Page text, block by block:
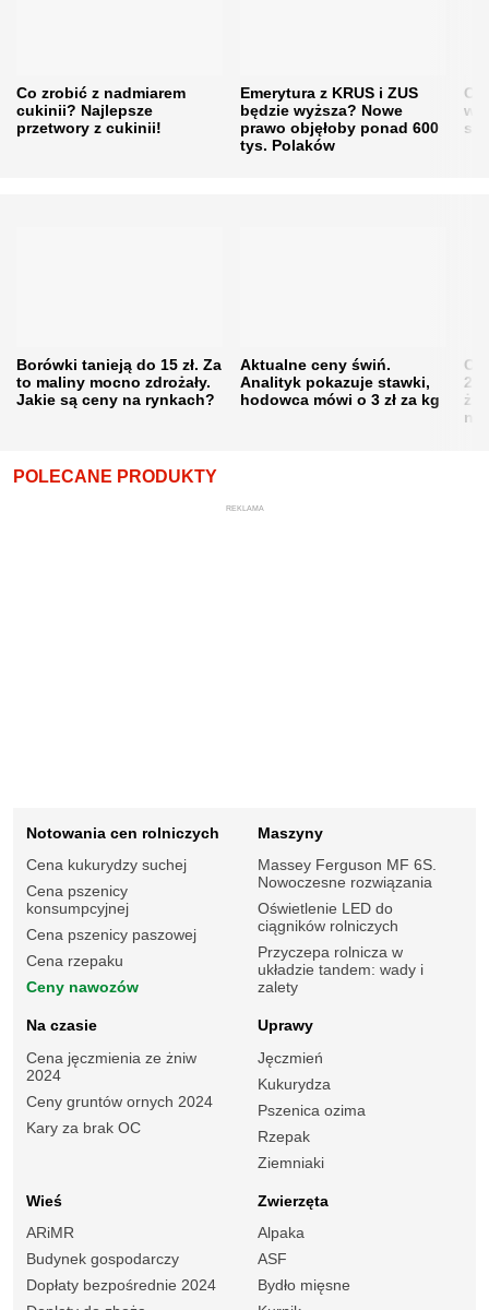
Co zrobić z nadmiarem
cukinii? Najlepsze
przetwory z cukinii!
Emerytura z KRUS i ZUS
będzie wyższa? Nowe
prawo objęłoby ponad 600
tys. Polaków
w
Borówki tanieją do 15 zł. Za
to maliny mocno zdrożały.
Jakie są ceny na rynkach?
Aktualne ceny świń.
Analityk pokazuje stawki,
hodowca mówi o 3 zł za kg
POLECANE PRODUKTY
REKLAMA
Notowania cen rolniczych
Cena kukurydzy suchej
Cena pszenicy
konsumpcyjnej
Cena pszenicy paszowej
Cena rzepaku
Ceny nawozów
Maszyny
Massey Ferguson MF 6S.
Nowoczesne rozwiązania
Oświetlenie LED do
ciągników rolniczych
Przyczepa rolnicza w
układzie tandem: wady i
zalety
Na czasie
Cena jęczmienia ze żniw
2024
Ceny gruntów ornych 2024
Kary za brak OC
Uprawy
Jęczmień
Kukurydza
Pszenica ozima
Rzepak
Ziemniaki
Wieś
ARiMR
Budynek gospodarczy
Dopłaty bezpośrednie 2024
Zwierzęta
Alpaka
ASF
Bydło mięsne